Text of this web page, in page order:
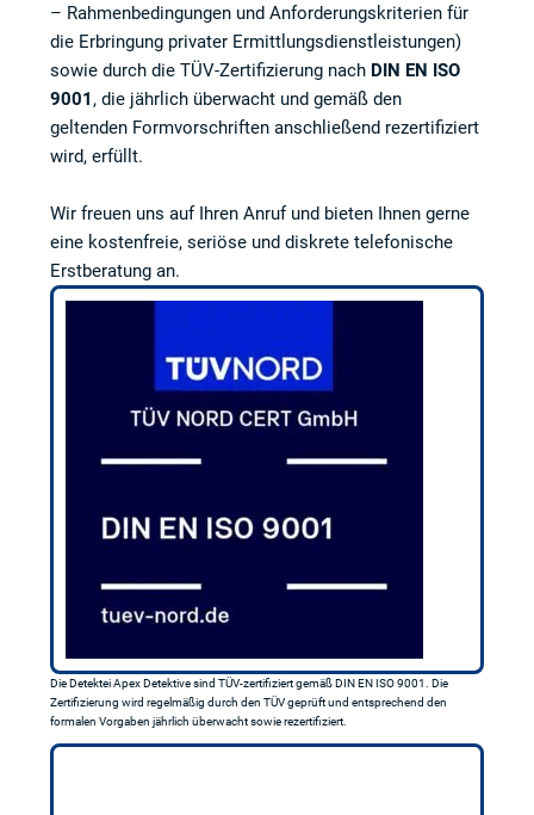
– Rahmenbedingungen und Anforderungskriterien für
die Erbringung privater Ermittlungsdienstleistungen)
sowie durch die TÜV-Zertifizierung nach DIN EN ISO
9001 , die jährlich überwacht und gemäß den
geltenden Formvorschriften anschließend rezertifiziert
wird, erfüllt.
Wir freuen uns auf Ihren Anruf und bieten Ihnen gerne
eine kostenfreie, seriöse und diskrete telefonische
Erstberatung an.
Die Detektei Apex Detektive sind TÜV-zertifiziert gemäß DIN EN ISO 9001. Die
Zertifizierung wird regelmäßig durch den TÜV geprüft und entsprechend den
formalen Vorgaben jährlich überwacht sowie rezertifiziert.